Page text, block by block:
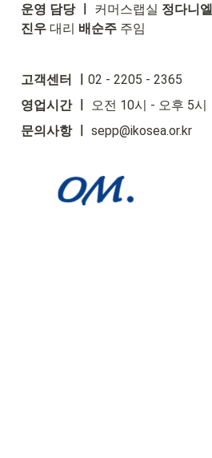
운영 담당 ㅣ
커머스랩실 정다니엘
진우 대리 배순주 주임
고객센터 ㅣ 02 - 2205 - 2365
영업시간 ㅣ
오전 10시 - 오후 5시
문의사항 ㅣ
sepp@ikosea.or.kr